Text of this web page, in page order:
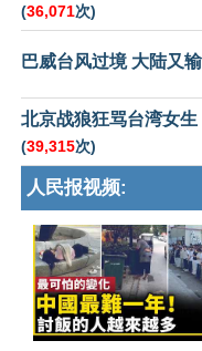
(36,071次)
巴威台风过境 大陆又
北京战狼狂骂台湾女
(39,315次)
人民报视频: